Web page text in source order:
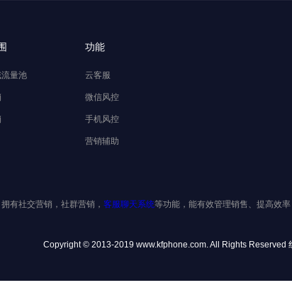
量池
功能
云客服
微信风控
手机风控
营销辅助
拥有社交营销，社群营销， 客服聊天系统等功能，能有效管理销售、提高效
Copyright © 2013-2019 www.kfphone.com. All Rights Reserved